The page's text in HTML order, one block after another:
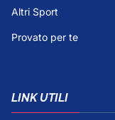
Altri Sport
Provato per te
LINK UTILI